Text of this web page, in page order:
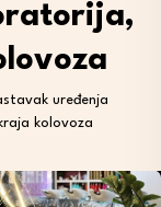
uređenja
kolovoza